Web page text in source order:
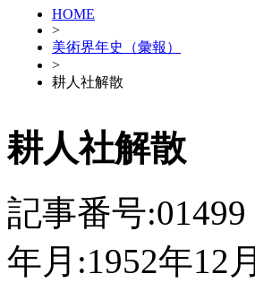
HOME
>
美術界年史（彙報）
>
耕人社解散
耕人社解散
記事番号:01499
年月:1952年12月